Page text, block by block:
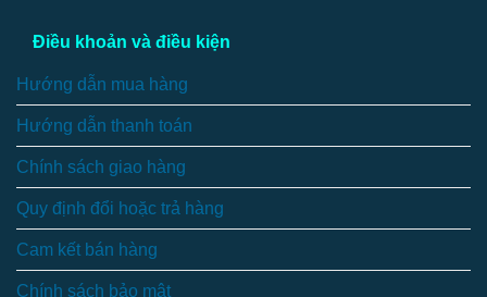
Điều khoản và điều kiện
Hướng dẫn mua hàng
Hướng dẫn thanh toán
Chính sách giao hàng
Quy định đổi hoặc trả hàng
Cam kết bán hàng
Chính sách bảo mật